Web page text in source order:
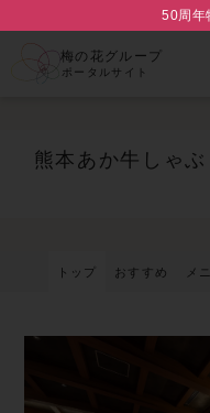
50周年
梅の花グループ
ポータルサイト
熊本あか牛しゃ
トップ おすすめ メ